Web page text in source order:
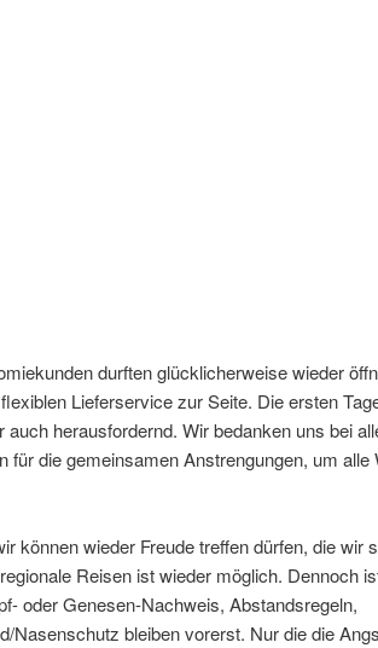
durften glücklicherweise wieder
Lieferservice zur Seite. Die ersten
herausfordernd. Wir bedanken uns bei
für die gemeinsamen Anstrengungen, um alle
können wieder Freude treffen dürfen, die wir
Reisen ist wieder möglich. Dennoch
oder Genesen-Nachweis, Abstandsregeln,
Nasenschutz bleiben vorerst. Nur die die